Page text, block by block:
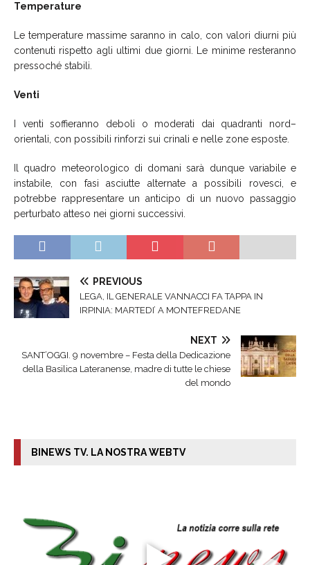
Temperature
Le temperature massime saranno in calo, con valori diurni più
contenuti rispetto agli ultimi due giorni. Le minime resteranno
pressoché stabili.
Venti
I venti soffieranno deboli o moderati dai quadranti nord–
orientali, con possibili rinforzi sui crinali e nelle zone esposte.
Il quadro meteorologico di domani sarà dunque variabile e
instabile, con fasi asciutte alternate a possibili rovesci, e
potrebbe rappresentare un anticipo di un nuovo passaggio
perturbato atteso nei giorni successivi.
PREVIOUS
LEGA, IL GENERALE VANNACCI FA TAPPA IN
IRPINIA: MARTEDI’ A MONTEFREDANE
NEXT
SANT’OGGI. 9 novembre – Festa della Dedicazione
della Basilica Lateranense, madre di tutte le chiese
del mondo
BINEWS TV. LA NOSTRA WEBTV